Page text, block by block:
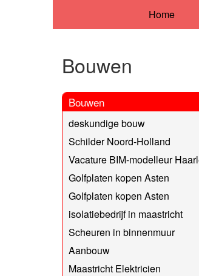
Home
Bouwen
Bouwen
deskundige bouw
Schilder Noord-Holland
Vacature BIM-modelleur
Golfplaten kopen Asten
Golfplaten kopen Asten
isolatiebedrijf in maastricht
Scheuren in binnenmuur
Aanbouw
Maastricht Elektricien